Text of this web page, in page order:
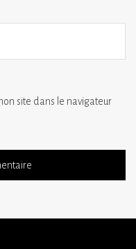
site dans le navigateur